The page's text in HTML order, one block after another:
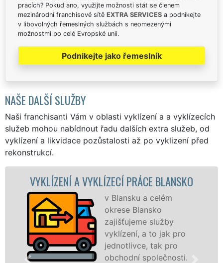
pracích? Pokud ano, využijte možnosti stát se členem
mezinárodní franchisové sítě EXTRA SERVICES a podnikejte
v libovolných řemeslných službách s neomezenými
možnostmi po celé Evropské unii.
Podnikejte jako řemeslník
NAŠE DALŠÍ SLUŽBY
Naši franchisanti Vám v oblasti vyklízení a a vyklízecích
služeb mohou nabídnout řadu dalších extra služeb, od
vyklízení a likvidace pozůstalosti až po vyklizení před
rekonstrukcí.
jak pro
VYKLÍZECÍ PRÁCE A SLUŽBY
Společnost EXTRA
VYKLÍZENÍ zajištuje
prostřednictvím
franchisových
levné, přesto
profesionální